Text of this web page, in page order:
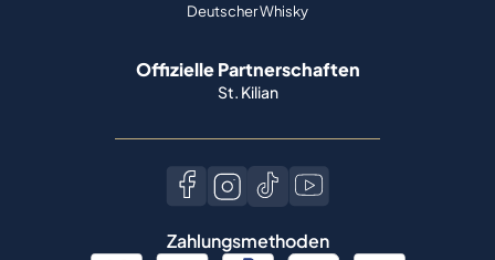
Deutscher Whisky
Offizielle Partnerschaften
St. Kilian
Zahlungsmethoden